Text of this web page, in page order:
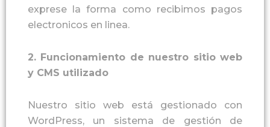
exprese la forma como recibimos pagos
electronicos en linea.
2. Funcionamiento de nuestro sitio web
y CMS utilizado
Nuestro sitio web está gestionado con
WordPress, un sistema de gestión de